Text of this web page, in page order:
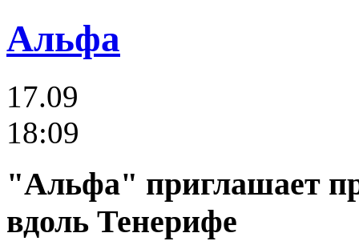
Альфа
17.09
18:09
"Альфа" приглашает
вдоль Тенерифе